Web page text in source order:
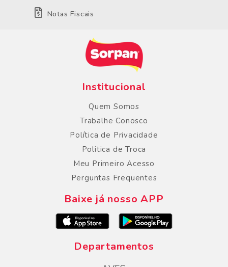
Notas Fiscais
Institucional
Quem Somos
Trabalhe Conosco
Política de Privacidade
Politica de Troca
Meu Primeiro Acesso
Perguntas Frequentes
Baixe já nosso APP
Departamentos